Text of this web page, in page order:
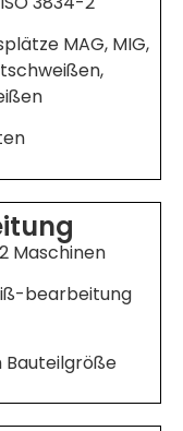
MAG, MIG,
Maschinen
bearbeitung
Bauteilgröße